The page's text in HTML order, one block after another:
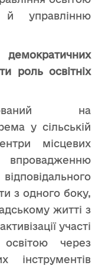
управлінню
роль освітніх
на
у сільській
місцевих
з одного боку,
житті з
участі
через
інструментів